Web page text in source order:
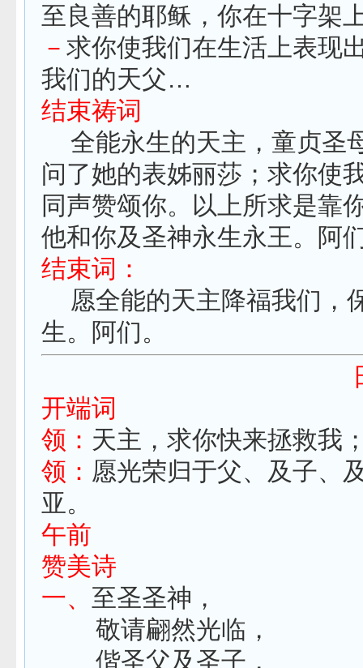
至良善的耶稣，你在十字架
－ 求你使我们在生活上表现
我们的天父…
结束祷词
全能永生的天主，童贞圣
问了她的表姊丽莎；求你使
同声赞颂你。以上所求是靠
他和你及圣神永生永王。阿
结束词：
愿全能的天主降福我们，
生。阿们。
开端词
领： 天主，求你快来拯
领： 愿光荣归于父、及子、
亚。
午前
赞美诗
一、 至圣圣神，
敬请翩然光临，
偕圣父及圣子，